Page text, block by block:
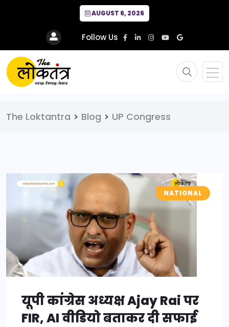
AUGUST 6, 2026
Follow Us
The Loktantra > Blog > UP Congress
NATIONAL
यूपी कांग्रेस अध्यक्ष Ajay Rai पर
FIR, AI वीडियो बताकर दी सफाई